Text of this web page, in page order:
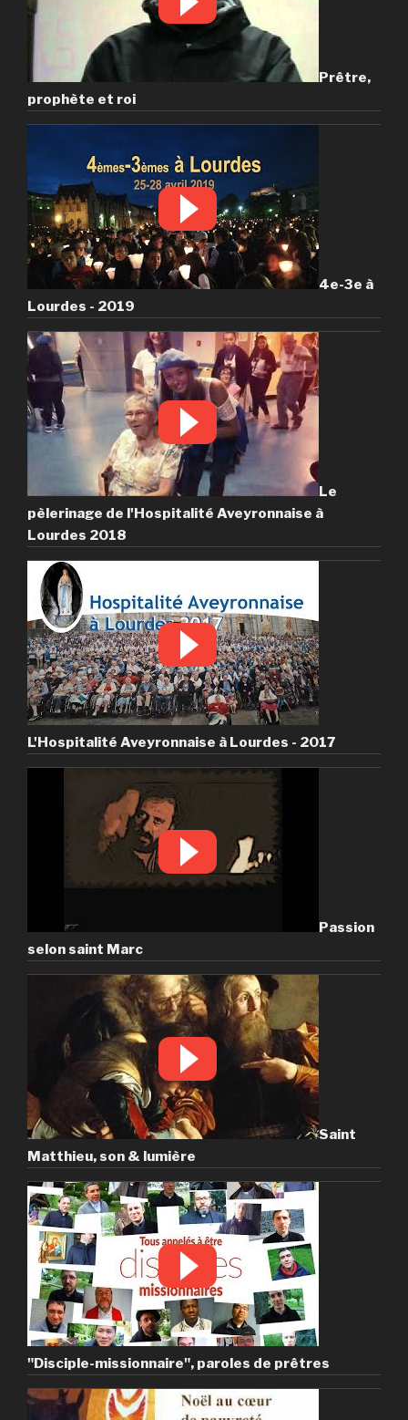
Prêtre,
prophète et roi
4e-3e à
Lourdes - 2019
Le
pèlerinage de l'Hospitalité Aveyronnaise à
Lourdes 2018
L'Hospitalité Aveyronnaise à Lourdes - 2017
Passion
selon saint Marc
Saint
Matthieu, son & lumière
"Disciple-missionnaire", paroles de prêtres